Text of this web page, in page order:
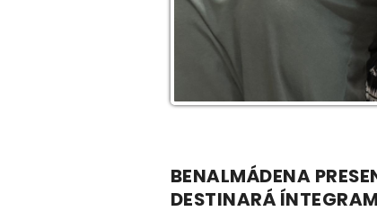
BENALMÁDENA
DESTINARÁ